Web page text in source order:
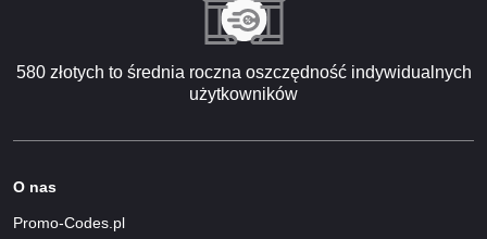
580 złotych to średnia roczna oszczędność indywidualnych
użytkowników
O nas
Promo-Codes.pl